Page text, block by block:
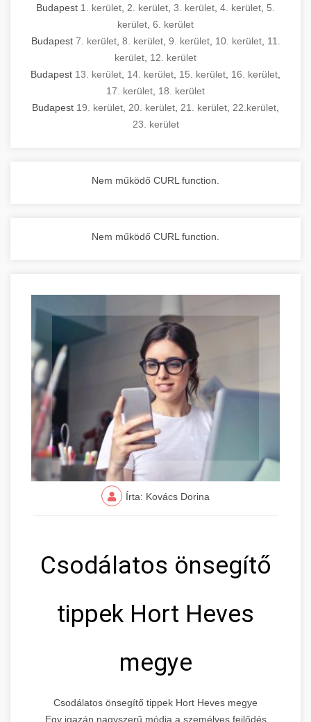
Budapest 1. kerület 2. kerület 3. kerület 4. kerület 5.
kerület 6. kerület
Budapest 7. kerület, 8. kerület, 9. kerület, 10. kerület, 11.
kerület 12. kerület
Budapest 13. kerület 14. kerület 15. kerület 16. kerület
17. kerület 18. kerület
Budapest 19. kerület 20. kerület 21. kerület 22.kerület
23. kerület
Nem működő CURL function.
Nem működő CURL function.
Írta: Kovács Dorina
Csodálatos önsegítő
tippek Hort Heves
megye
Csodálatos önsegítő tippek Hort Heves megye
Egy igazán nagyszerű módja a személyes fejlődés